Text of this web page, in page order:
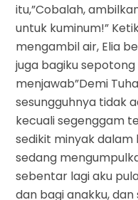
itu,”Cobalah,
untuk kuminum!”
mengambil air, Elia
juga bagiku
menjawab”Demi
sesungguhnya tidak
kecuali segenggam
sedikit minyak dalam
sedang
sebentar lagi aku
dan bagi anakku,